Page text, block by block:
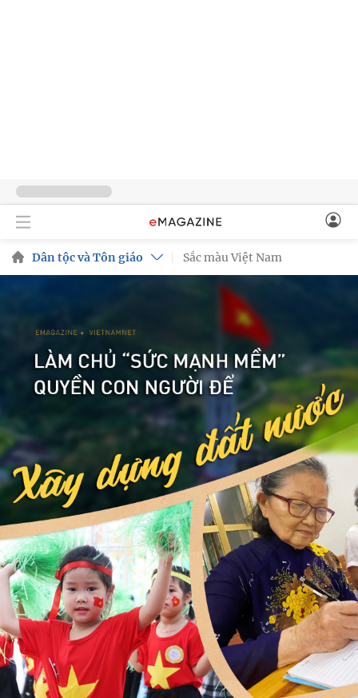
Dân tộc và Tôn giáo Sắc màu Việt Nam